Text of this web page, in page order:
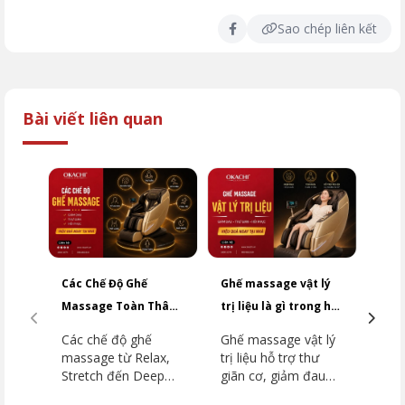
Sao chép liên kết
Bài viết liên quan
Các Chế Độ Ghế
Massage Toàn Thân
Các chế độ ghế
massage từ Relax,
Stretch đến Deep
Ghế massage vật lý
trị liệu là gì trong hỗ
Ghế massage vật lý
trị liệu hỗ trợ thư
giãn cơ, giảm đau